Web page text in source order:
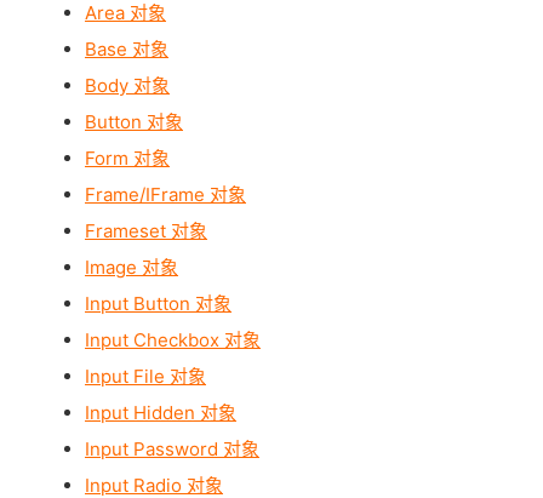
Area 对象
Base 对象
Body 对象
Button 对象
Form 对象
Frame/IFrame 对象
Frameset 对象
Image 对象
Input Button 对象
Input Checkbox 对象
Input File 对象
Input Hidden 对象
Input Password 对象
Input Radio 对象